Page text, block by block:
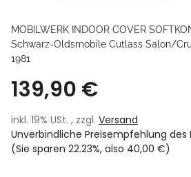
MOBILWERK INDOOR COVER
Schwarz-Oldsmobile Cutlass Salon/
1981
139,90 €
inkl. 19% USt. , zzgl. Versand
Unverbindliche Preisempfehlung des
(Sie sparen 22.23%, also 40,00 €)